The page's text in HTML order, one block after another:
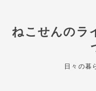
ねこせんのラ
日々の暮